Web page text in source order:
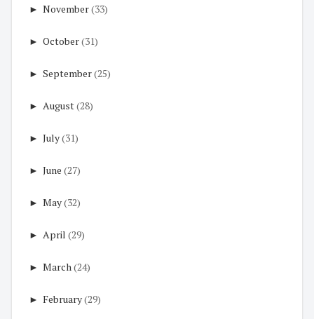
► November(33)
► October(31)
► September(25)
► August(28)
► July(31)
► June (27)
► May(32)
► April (29)
► March(24)
► February(29)